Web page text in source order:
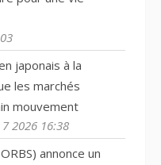
japonais à la
les marchés
mouvement
2026 16:38
annonce un